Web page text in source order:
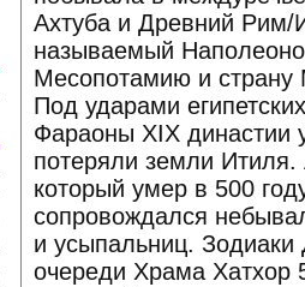
Ахтуба и Древний Рим/
называемый
Месопотамию и страну
Под ударами
Фараоны XIX династии
потеряли земли Итиля.
который умер в 500
сопровождался
и усыпальниц. Зодиаки
очереди Храма Хатхор